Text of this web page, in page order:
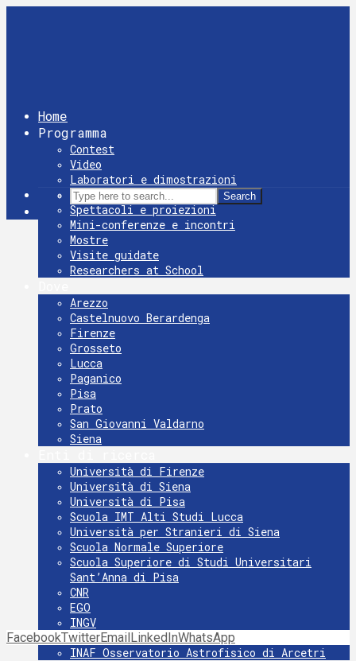
Home
Programma
Contest
Video
Laboratori e dimostrazioni
Giochi
Spettacoli e proiezioni
Mini-conferenze e incontri
Mostre
Visite guidate
Researchers at School
Arezzo
Castelnuovo Berardenga
Firenze
Grosseto
Lucca
Paganico
Pisa
Prato
San Giovanni Valdarno
Siena
Università di Firenze
Università di Siena
Università di Pisa
Scuola IMT Alti Studi Lucca
Università per Stranieri di Siena
Scuola Normale Superiore
Scuola Superiore di Studi Universitari
Sant’Anna di Pisa
CNR
EGO
INGV
INFN
INAF Osservatorio Astrofisico di Arcetri
Search
FacebookTwitterEmailLinkedInWhatsApp